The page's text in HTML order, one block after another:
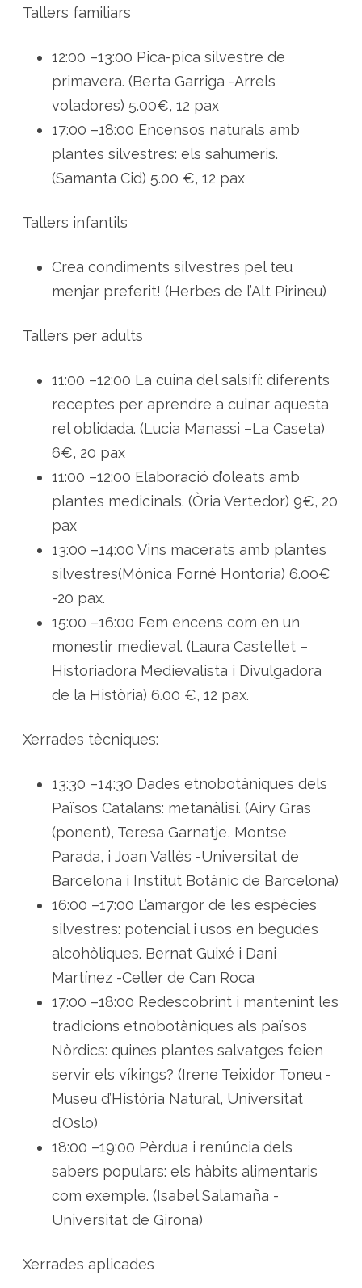
Tallers familiars
12:00 –13:00 Pica-pica silvestre de
primavera. (Berta Garriga -Arrels
voladores) 5.00€, 12 pax
17:00 –18:00 Encensos naturals amb
plantes silvestres: els sahumeris.
(Samanta Cid) 5.00 €, 12 pax
Tallers infantils
Crea condiments silvestres pel teu
menjar preferit! (Herbes de l’Alt Pirineu)
Tallers per adults
11:00 –12:00 La cuina del salsifí: diferents
receptes per aprendre a cuinar aquesta
rel oblidada. (Lucia Manassi –La Caseta)
6€, 20 pax
11:00 –12:00 Elaboració d’oleats amb
plantes medicinals. (Òria Vertedor) 9€, 20
pax
13:00 –14:00 Vins macerats amb plantes
silvestres(Mònica Forné Hontoria) 6.00€
-20 pax.
15:00 –16:00 Fem encens com en un
monestir medieval. (Laura Castellet –
Historiadora Medievalista i Divulgadora
de la Història) 6.00 €, 12 pax.
Xerrades tècniques:
13:30 –14:30 Dades etnobotàniques dels
Països Catalans: metanàlisi. (Airy Gras
(ponent), Teresa Garnatje, Montse
Parada, i Joan Vallès -Universitat de
Barcelona i Institut Botànic de Barcelona)
16:00 –17:00 L’amargor de les espècies
silvestres: potencial i usos en begudes
alcohòliques. Bernat Guixé i Dani
Martínez -Celler de Can Roca
17:00 –18:00 Redescobrint i mantenint les
tradicions etnobotàniques als països
Nòrdics: quines plantes salvatges feien
servir els víkings? (Irene Teixidor Toneu -
Museu d’Història Natural, Universitat
d’Oslo)
18:00 –19:00 Pèrdua i renúncia dels
sabers populars: els hàbits alimentaris
com exemple. (Isabel Salamaña -
Universitat de Girona)
Xerrades aplicades